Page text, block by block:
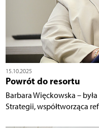
15.10.2025
Powrót do resortu
Barbara Więckowska –
Strategii, współtworząca